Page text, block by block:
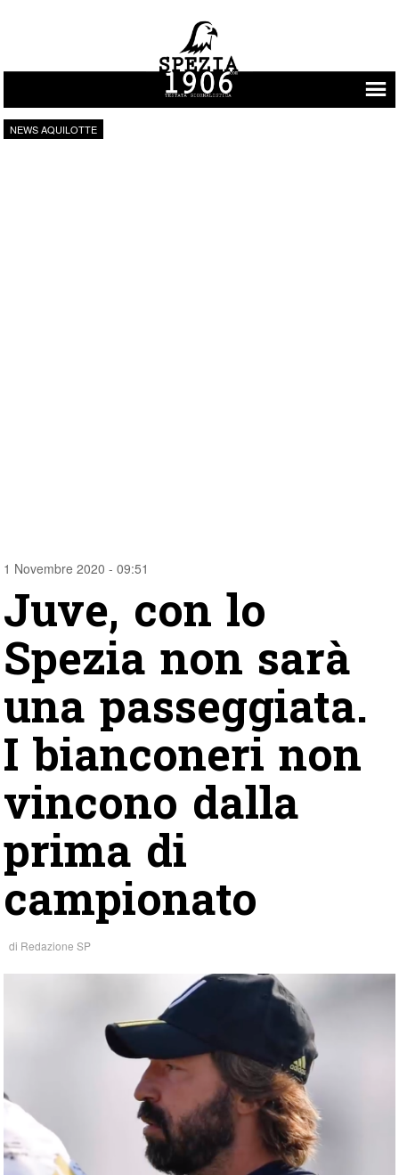
Vai al contenuto
NEWS AQUILOTTE
1 Novembre 2020 - 09:51
Juve, con lo
Spezia non sarà
una passeggiata.
I bianconeri non
vincono dalla
prima di
campionato
di Redazione SP